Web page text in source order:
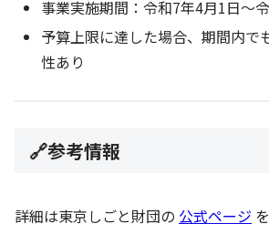
事業実施期間：令和7年4月1日〜
予算上限に達した場合、期間内で
性あり
🔗参考情報
詳細は東京しごと財団の 公式ページ